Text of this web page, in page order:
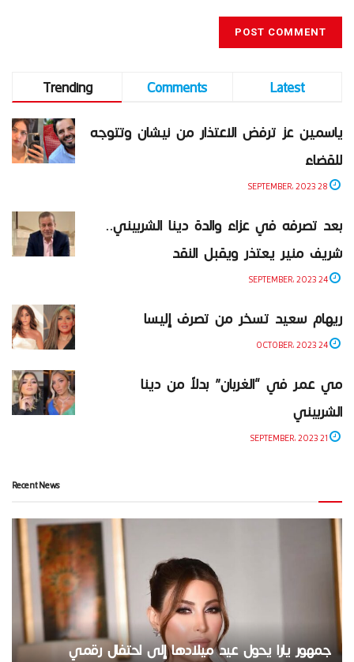
Trending Comments
Latest
ياسمين عز ترفض الاعتذار من نيشان وتتوجه
للقضاء
بعد تصرفه في عزاء والدة دينا الشربيني..
شريف منير يعتذر ويقبل النقد
ريهام سعيد تسخر من تصرف إليسا
مي عمر في “الغربان” بدلاً من دينا
الشربيني
Recent News
جمهور يارا يحول عيد ميلادها إلى احتفال رقمي